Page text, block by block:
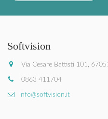
Softvision
Via Cesare Battisti 101,
0863 411704
info@softvision.it